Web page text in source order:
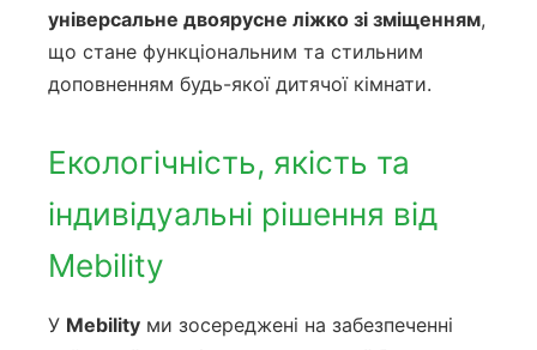
універсальне двоярусне ліжко зі зміщенням,
що стане функціональним та стильним
доповненням будь-якої дитячої кімнати.
Екологічність, якість та
індивідуальні рішення від
Mebility
У Mebility ми зосереджені на забезпеченні